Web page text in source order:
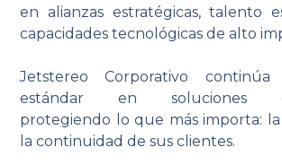
en alianzas estratégicas, talento
capacidades tecnológicas de alto
Jetstereo Corporativo continúa
estándar en soluciones
protegiendo lo que más importa:
la continuidad de sus clientes.